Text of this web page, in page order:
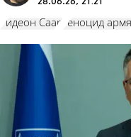
Гидеон Саар геноцид